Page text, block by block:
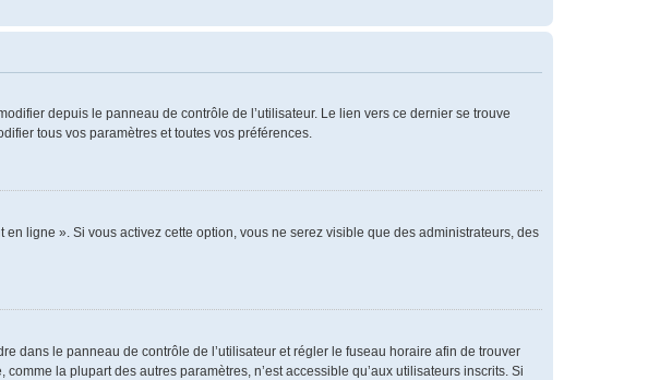
depuis le panneau de contrôle de l’utilisateur. Le lien vers ce dernier se trouve
tous vos paramètres et toutes vos préférences.
ligne ». Si vous activez cette option, vous ne serez visible que des administrateurs, des
dans le panneau de contrôle de l’utilisateur et régler le fuseau horaire afin de trouver
la plupart des autres paramètres, n’est accessible qu’aux utilisateurs inscrits. Si